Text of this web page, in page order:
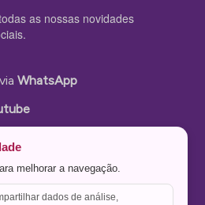
as nossas novidades
WhatsApp
melhorar a navegação.
dados de análise,